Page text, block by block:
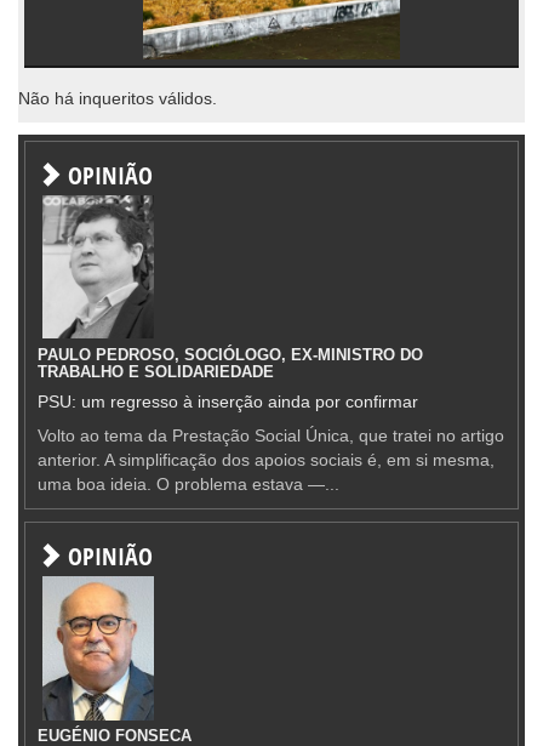
Não há inqueritos válidos.
OPINIÃO
PAULO PEDROSO, SOCIÓLOGO, EX-MINISTRO DO
TRABALHO E SOLIDARIEDADE
PSU: um regresso à inserção ainda por confirmar
Volto ao tema da Prestação Social Única, que tratei no artigo
anterior. A simplificação dos apoios sociais é, em si mesma,
uma boa ideia. O problema estava —...
OPINIÃO
EUGÉNIO FONSECA